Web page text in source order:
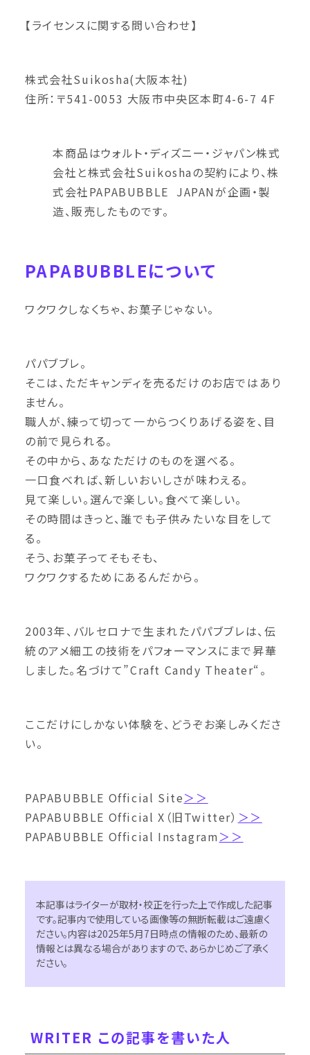
【ライセンスに関する問い合わせ】
株式会社Suikosha(大阪本社)
住所：〒541-0053 大阪市中央区本町4-6-7 4F
本商品はウォルト・ディズニー・ジャパン株式
会社と株式会社Suikoshaの契約により、株
式会社PAPABUBBLE JAPANが企画・製
造、販売したものです。
PAPABUBBLEについて
ワクワクしなくちゃ、お菓子じゃない。
パパブブレ。
そこは、ただキャンディを売るだけのお店ではあり
ません。
職人が、練って切って一からつくりあげる姿を、目
の前で見られる。
その中から、あなただけのものを選べる。
一口食べれば、新しいおいしさが味わえる。
見て楽しい。選んで楽しい。食べて楽しい。
その時間はきっと、誰でも子供みたいな目をして
る。
そう、お菓子ってそもそも、
ワクワクするためにあるんだから。
2003年、バルセロナで生まれたパパブブレは、伝
統のアメ細工の技術をパフォーマンスにまで昇華
しました。名づけて”Craft Candy Theater“。
ここだけにしかない体験を、どうぞお楽しみくださ
い。
PAPABUBBLE Official Site＞＞
PAPABUBBLE Official X（旧Twitter） ＞＞
PAPABUBBLE Official Instagram＞＞
本記事はライターが取材・校正を行った上で作成した記事
です。記事内で使用している画像等の無断転載はご遠慮く
ださい。内容は2025年5月7日時点の情報のため、最新の
情報とは異なる場合がありますので、あらかじめご了承く
ださい。
WRITER この記事を書いた人